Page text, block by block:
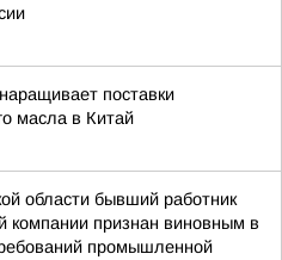
поставки
масла в Китай
области бывший работник
компании признан виновным в
промышленной